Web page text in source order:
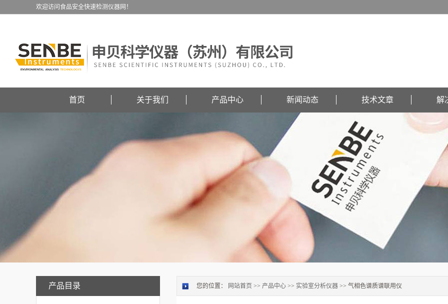
欢迎访问食品安全快速检测仪器网！
首页 关于我们 产品中心 新闻动态 技术文章 解
产品目录 您的位置： 网站首页 >> 产品中心 >> 实验室分析仪器 >> 气相色谱质谱联用仪